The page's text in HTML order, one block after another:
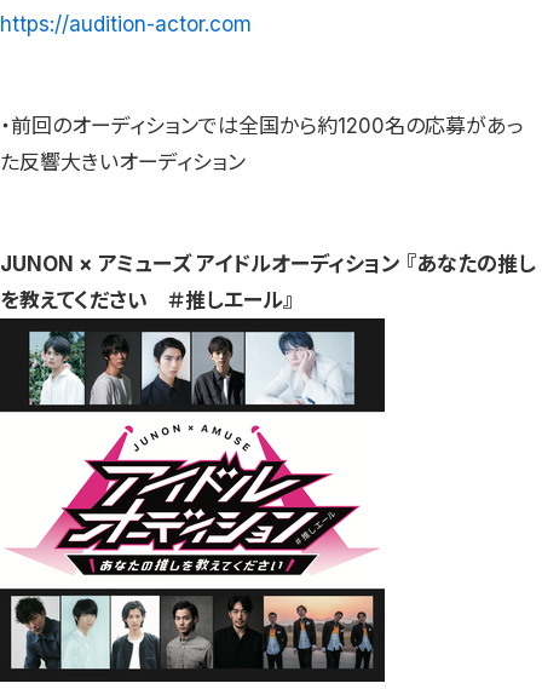
https://audition-actor.com
・前回のオーディションでは全国から約1200名の応募があっ
た反響大きいオーディション
JUNON × アミューズ アイドルオーディション 『あなたの推し
を教えてください ＃推しエール』